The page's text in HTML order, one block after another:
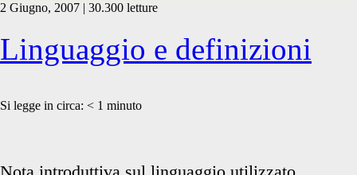
Veganzetta
Posts
2 Giugno, 2007 | 30.300 letture
Linguaggio e definizioni
Si legge in circa: < 1 minuto